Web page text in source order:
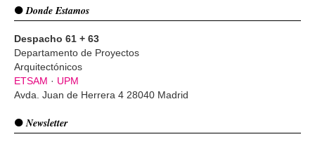
Donde Estamos
Despacho 61 + 63
Departamento de Proyectos
Arquitectónicos
ETSAM · UPM
Avda. Juan de Herrera 4 28040 Madrid
Newsletter